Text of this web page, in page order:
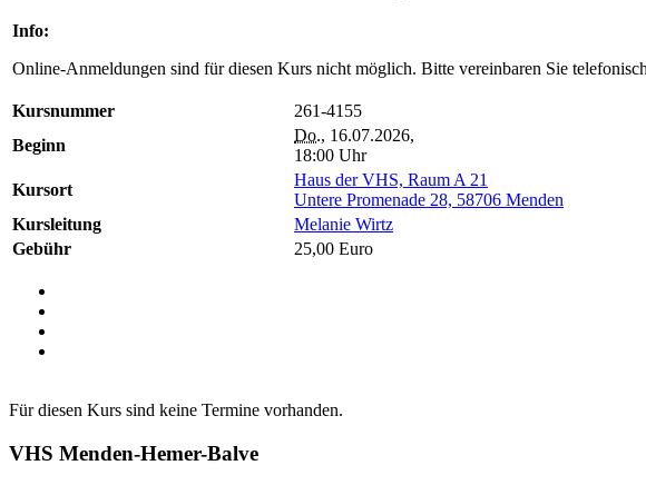
Info:
Online-Anmeldungen sind für diesen Kurs nicht möglich. Bitte vereinbaren Sie
Kursnummer
261-4155
Beginn
Do., 16.07.2026,
18:00 Uhr
Kursort
Haus der VHS, Raum A 21
Untere Promenade 28, 58706 Menden
Kursleitung
Melanie Wirtz
Gebühr
25,00 Euro
Für diesen Kurs sind keine Termine vorhanden.
VHS Menden-Hemer-Balve